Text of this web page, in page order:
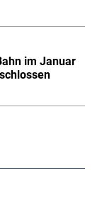
im Januar